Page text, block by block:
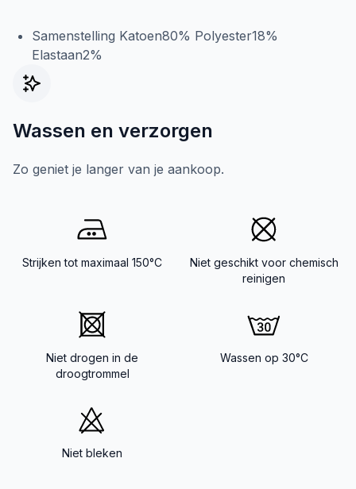
Samenstelling Katoen80% Polyester18%
Elastaan2%
Wassen en verzorgen
Zo geniet je langer van je aankoop.
Strijken tot maximaal 150°C
Niet geschikt voor chemisch
reinigen
Niet drogen in de
droogtrommel
Wassen op 30°C
Niet bleken